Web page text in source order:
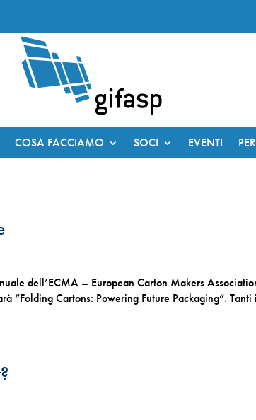
COSA FACCIAMO SOCI EVENTI
dell’ECMA – European Carton Makers
“Folding Cartons: Powering Future Packaging”. Tanti i